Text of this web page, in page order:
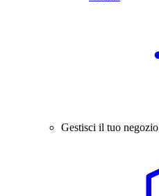
Gestisci il tuo negozio